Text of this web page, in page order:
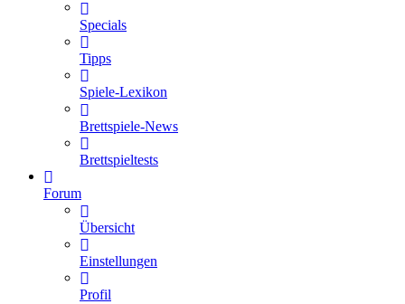
Specials
Tipps
Spiele-Lexikon
Brettspiele-News
Brettspieltests
Forum
Übersicht
Einstellungen
Profil